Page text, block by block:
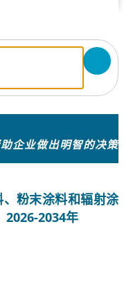
企业做出明智的决策
粉末涂料和辐射涂
2026-2034年